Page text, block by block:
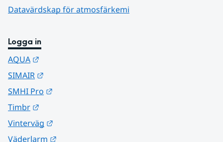
Datavärdskap för atmosfärkemi
Logga in
AQUA
SIMAIR
SMHI Pro
Timbr
Vinterväg
Väderlarm